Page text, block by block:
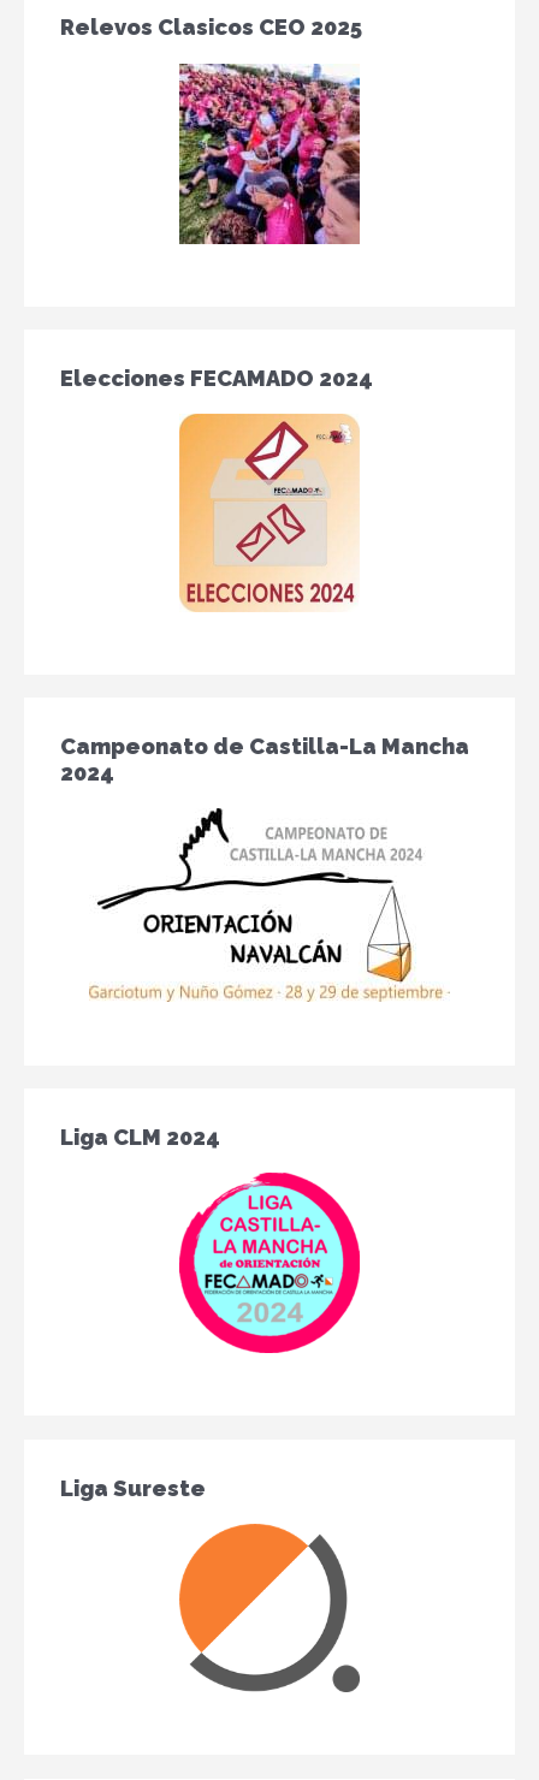
Relevos Clasicos CEO 2025
Elecciones FECAMADO 2024
Campeonato de Castilla-La Mancha
2024
Liga CLM 2024
Liga Sureste